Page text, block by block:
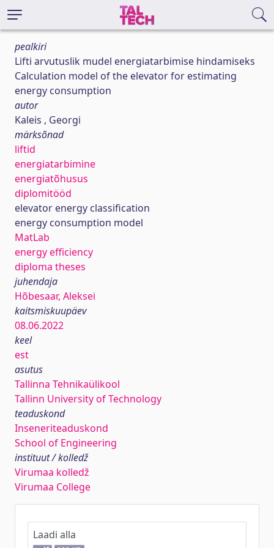
pealkiri
Lifti arvutuslik mudel energiatarbimise hindamiseks
Calculation model of the elevator for estimating
energy consumption
autor
Kaleis , Georgi
märksõnad
liftid
energiatarbimine
energiatõhusus
diplomitööd
elevator energy classification
energy consumption model
MatLab
energy efficiency
diploma theses
juhendaja
Hõbesaar, Aleksei
kaitsmiskuupäev
08.06.2022
keel
est
asutus
Tallinna Tehnikaülikool
Tallinn University of Technology
teaduskond
Inseneriteaduskond
School of Engineering
instituut / kolledž
Virumaa kolledž
Virumaa College
Laadi alla